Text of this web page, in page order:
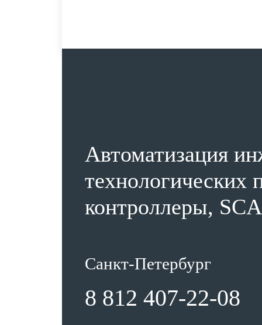
Автоматизация
технологических
контроллеры,
Санкт-Петербург
8 812 407-22-08